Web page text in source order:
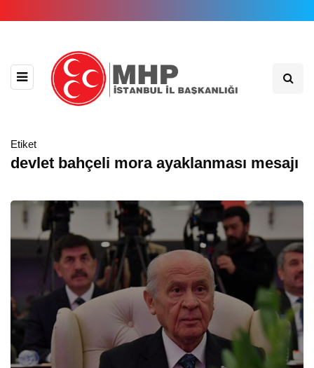
Etiket
devlet bahçeli mora ayaklanması mesajı